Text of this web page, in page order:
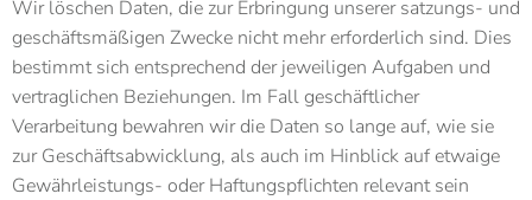
Wir löschen Daten, die zur Erbringung unserer satzungs- und
geschäftsmäßigen Zwecke nicht mehr erforderlich sind. Dies
bestimmt sich entsprechend der jeweiligen Aufgaben und
vertraglichen Beziehungen. Im Fall geschäftlicher
Verarbeitung bewahren wir die Daten so lange auf, wie sie
zur Geschäftsabwicklung, als auch im Hinblick auf etwaige
Gewährleistungs- oder Haftungspflichten relevant sein